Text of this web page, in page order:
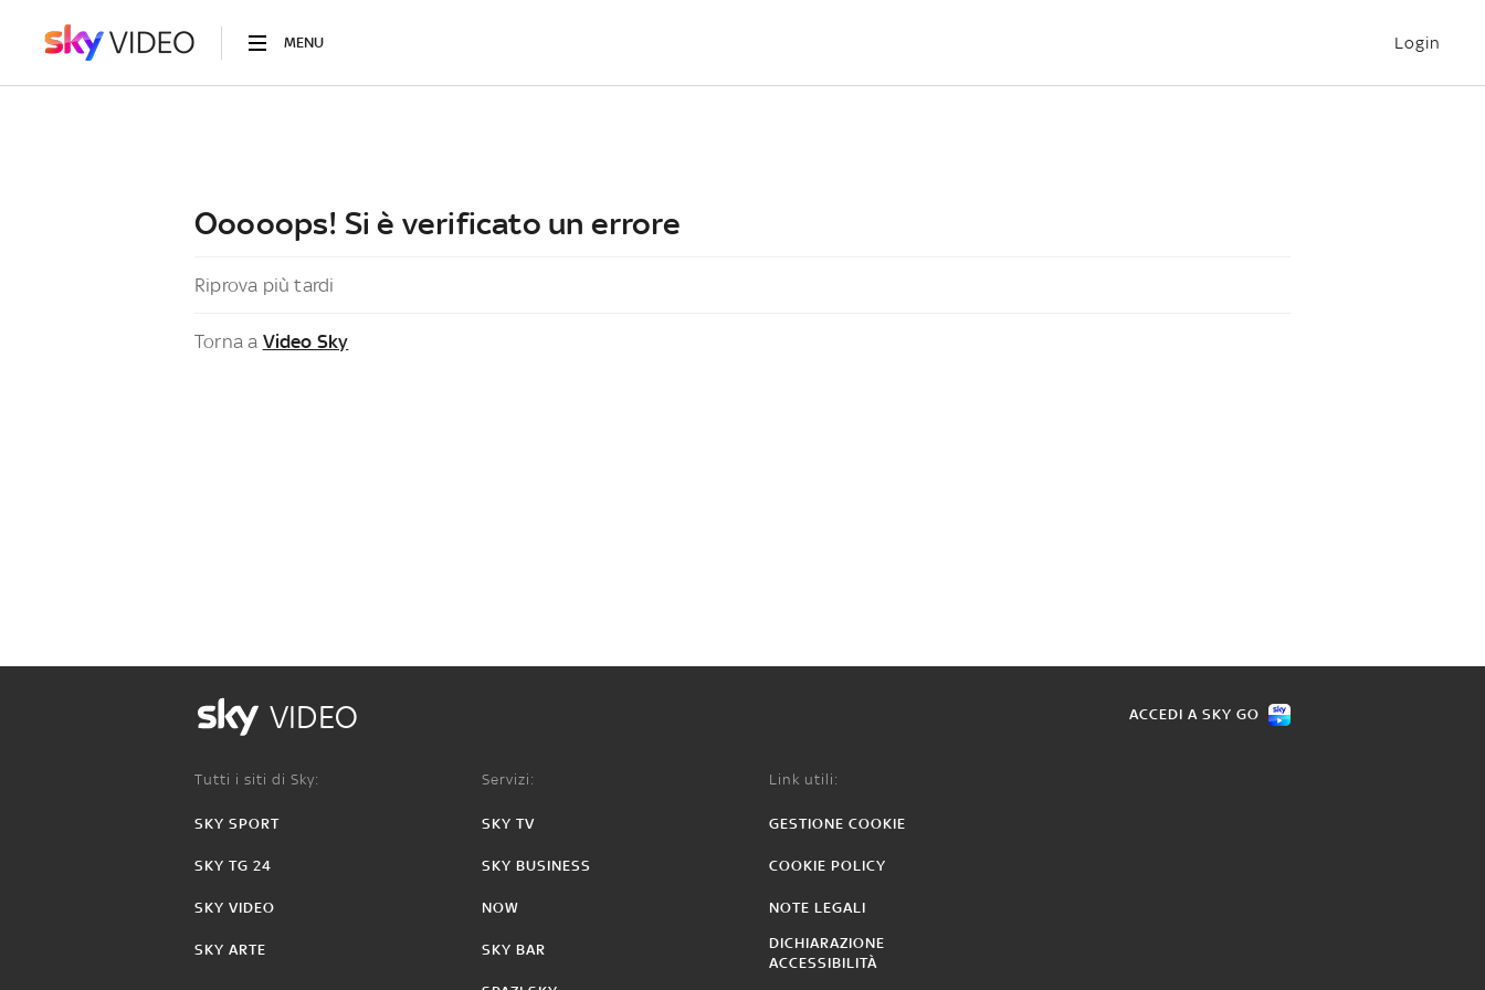
MENU Login
Ooooops! Si è verificato un errore
Riprova più tardi
Torna a Video Sky
VIDEO ACCEDI A SKY GO
Tutti i siti di Sky:
SKY SPORT
SKY TG 24
SKY VIDEO
SKY ARTE
Servizi:
SKY TV
SKY BUSINESS
NOW
SKY BAR
Link utili:
GESTIONE COOKIE
COOKIE POLICY
NOTE LEGALI
DICHIARAZIONE
ACCESSIBILITÀ